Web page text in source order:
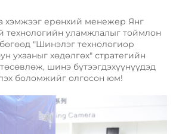
хэмжээг ерөнхий менежер Янг
технологийн уламжлалыг тоймлон
бөгөөд "Шинэлэг технологиор
ухааныг хөдөлгөх" стратегийн
шинэ бүтээгдэхүүнүүдэд
боломжийг олгосон юм!